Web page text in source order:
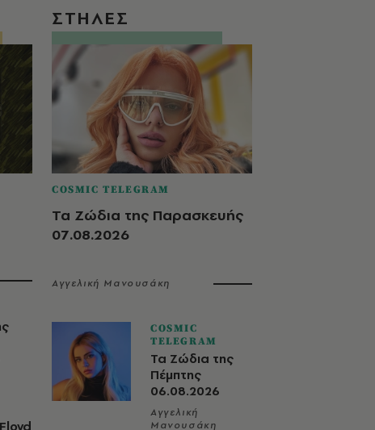
ΣΤΗΛΕΣ
COSMIC TELEGRAM
Τα Ζώδια της Παρασκευής
07.08.2026
Αγγελική Μανουσάκη
COSMIC
TELEGRAM
Τα Ζώδια της
Πέμπτης
06.08.2026
Αγγελική
Μανουσάκη